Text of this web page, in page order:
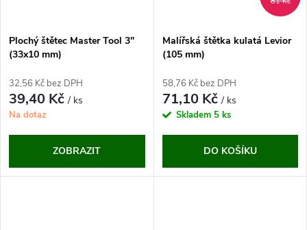
Plochý štětec Master Tool 3"
(33x10 mm)
32,56 Kč bez DPH
39,40 Kč/ ks
Na dotaz
ZOBRAZIT
Malířská štětka kulatá Levior
(105 mm)
58,76 Kč bez DPH
71,10 Kč/ ks
Skladem 5 ks
DO KOŠÍKU